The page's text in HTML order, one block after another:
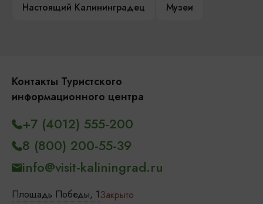
Настоящий Калининградец
Музеи
Контакты Туристского
информационного центра
Площадь Победы, 1Закрыто
+7 (4012) 555-200
8 (800) 200-55-39
info@visit-kaliningrad.ru